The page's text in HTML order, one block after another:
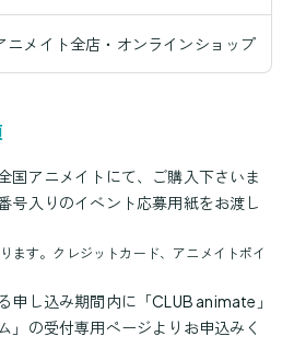
ニメイト全店・オンラインショップ
国アニメイトにて、ご購入下さいま
号入りのイベント応募用紙をお渡し
ます。クレジットカード、アニメイトポイ
申し込み期間内に「CLUB animate」
」の受付専用ページよりお申込みく